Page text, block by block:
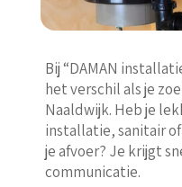
Bij “DAMAN
het verschil als je
Naaldwijk. Heb je
installatie, sanitair
je afvoer? Je krijgt
communicatie.